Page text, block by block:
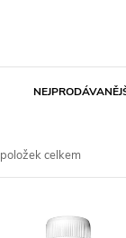
položek celkem